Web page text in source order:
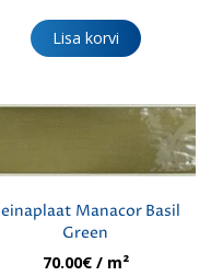
Lisa korvi
Manacor Basil
Green
70.00€/ m²